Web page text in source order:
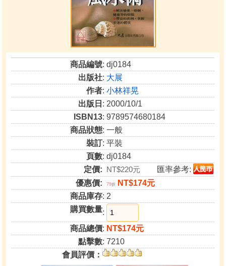
商品編號: dj0184
出版社: 大展
作者:小林祥晃
出版日 : 2000/10/1
ISBN13: 9789574680184
商品狀態: 一般
裝訂: 平裝
頁數: dj0184
定價: NT$220元
匯率參考:
優惠價:
79折
NT$174元
商品庫存: 2
購買數量:
商品總價: NT$174元
點擊數: 7210
會員評價：